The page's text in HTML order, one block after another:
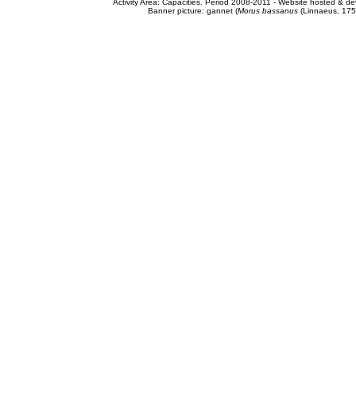
Activity Area: Capacities. Period 2008-2011 - Website hosted &
Banner picture: gannet (Morus bassanus(Linnaeus,